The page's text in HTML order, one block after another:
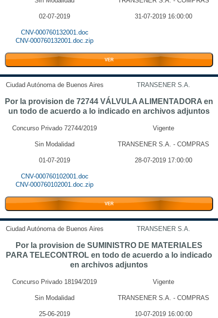
02-07-2019 31-07-2019 16:00:00
CNV-000760132001.doc
CNV-000760132001.doc.zip
VER
Ciudad Autónoma de Buenos Aires TRANSENER S.A.
Por la provision de 72744 VÁLVULA ALIMENTADORA en
un todo de acuerdo a lo indicado en archivos adjuntos
Concurso Privado 72744/2019 Vigente
Sin Modalidad TRANSENER S.A. - COMPRAS
01-07-2019 28-07-2019 17:00:00
CNV-000760102001.doc
CNV-000760102001.doc.zip
VER
Ciudad Autónoma de Buenos Aires TRANSENER S.A.
Por la provision de SUMINISTRO DE MATERIALES
PARA TELECONTROL en todo de acuerdo a lo indicado
en archivos adjuntos
Concurso Privado 18194/2019 Vigente
Sin Modalidad TRANSENER S.A. - COMPRAS
25-06-2019 10-07-2019 16:00:00